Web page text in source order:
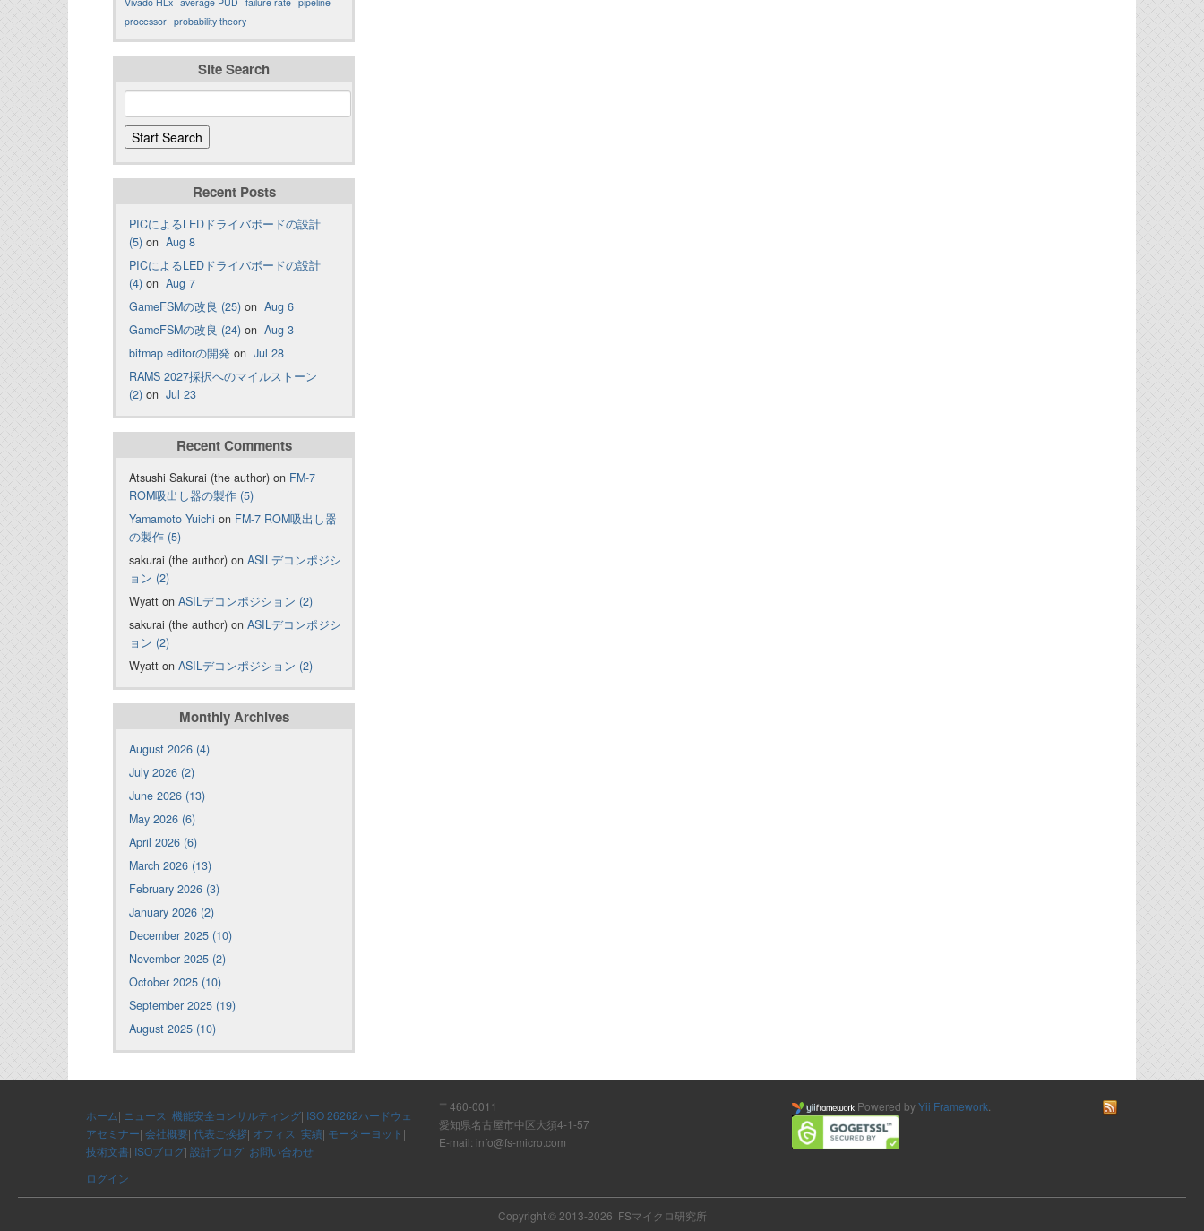
processor probability theory
Site Search
Recent Posts
PICによるLEDドライバボードの設計
(5) on Aug 8
PICによるLEDドライバボードの設計
(4) on Aug 7
GameFSMの改良 (25) on Aug 6
GameFSMの改良 (24) on Aug 3
bitmap editorの開発 on Jul 28
RAMS 2027採択へのマイルストーン
(2) on Jul 23
Recent Comments
Atsushi Sakurai (the author) on FM-7
ROM吸出し器の製作 (5)
Yamamoto Yuichi on FM-7 ROM吸出し器
の製作 (5)
sakurai (the author) on ASILデコンポジシ
ョン (2)
Wyatt on ASILデコンポジション (2)
sakurai (the author) on ASILデコンポジシ
ョン (2)
Wyatt on ASILデコンポジション (2)
Monthly Archives
August 2026 (4)
July 2026 (2)
June 2026 (13)
May 2026 (6)
April 2026 (6)
March 2026 (13)
February 2026 (3)
January 2026 (2)
December 2025 (10)
November 2025 (2)
October 2025 (10)
September 2025 (19)
August 2025 (10)
ホーム| ニュース| 機能安全コンサルティング| ISO 26262ハードウェ
アセミナー| 会社概要| 代表ご挨拶| オフィス| 実績| モーターヨット |
技術文書| ISOブログ| 設計ブログ| お問い合わせ
ログイン
〒460-0011
愛知県名古屋市中区大須4-1-57
E-mail: info@fs-micro.com
Powered byYii Framework
Copyright © 2013-2026 FSマイクロ研究所